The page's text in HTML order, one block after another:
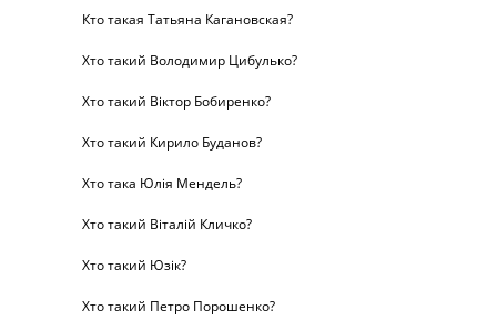
Кто такая Татьяна Кагановская?
Хто такий Володимир Цибулько?
Хто такий Віктор Бобиренко?
Хто такий Кирило Буданов?
Хто така Юлія Мендель?
Хто такий Віталій Кличко?
Хто такий Юзік?
Хто такий Петро Порошенко?